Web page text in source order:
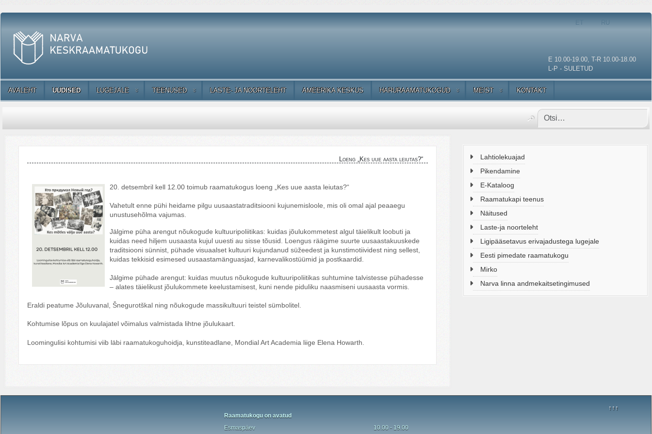
ET RU
E 10.00-19.00, T-R 10.00-18.00
L-P - SULETUD
AVALEHT UUDISED LUGEJALE TEENUSED LASTE- JA NOORTELEHT AMEERIKA KESKUS HARURAAMATUKOGUD MEIST KONTAKT
↑↑↑
Raamatukogu on avatud
Esmaspäev
10.00 - 19.00
Lahtiolekuajad
Pikendamine
E-Kataloog
Raamatukapi teenus
Näitused
Laste-ja noorteleht
Ligipääsetavus erivajadustega lugejale
Eesti pimedate raamatukogu
Mirko
Narva linna andmekaitsetingimused
Loeng „Kes uue aasta leiutas?“
20. detsembril kell 12.00 toimub raamatukogus loeng „Kes uue aasta leiutas?“
Vahetult enne pühi heidame pilgu uusaastatraditsiooni kujunemisloole, mis oli omal ajal peaaegu
unustusehõlma vajumas.
Jälgime püha arengut nõukogude kultuuripoliitikas: kuidas jõulukommetest algul täielikult loobuti ja
kuidas need hiljem uusaasta kujul uuesti au sisse tõusid. Loengus räägime suurte uusaastakuuskede
traditsiooni sünnist, pühade visuaalset kultuuri kujundanud süžeedest ja kunstimotiividest ning sellest,
kuidas tekkisid esimesed uusaastamänguasjad, karnevalikostüümid ja postkaardid.
Jälgime pühade arengut: kuidas muutus nõukogude kultuuripoliitikas suhtumine talvistesse pühadesse
– alates täielikust jõulukommete keelustamisest, kuni nende piduliku naasmiseni uusaasta vormis.
Eraldi peatume Jõuluvanal, Šnegurotškal ning nõukogude massikultuuri teistel sümbolitel.
Kohtumise lõpus on kuulajatel võimalus valmistada lihtne jõulukaart.
Loomingulisi kohtumisi viib läbi raamatukoguhoidja, kunstiteadlane, Mondial Art Academia liige Elena Howarth.